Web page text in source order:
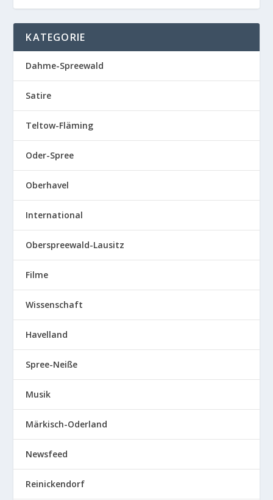
KATEGORIE
Dahme-Spreewald
Satire
Teltow-Fläming
Oder-Spree
Oberhavel
International
Oberspreewald-Lausitz
Filme
Wissenschaft
Havelland
Spree-Neiße
Musik
Märkisch-Oderland
Newsfeed
Reinickendorf